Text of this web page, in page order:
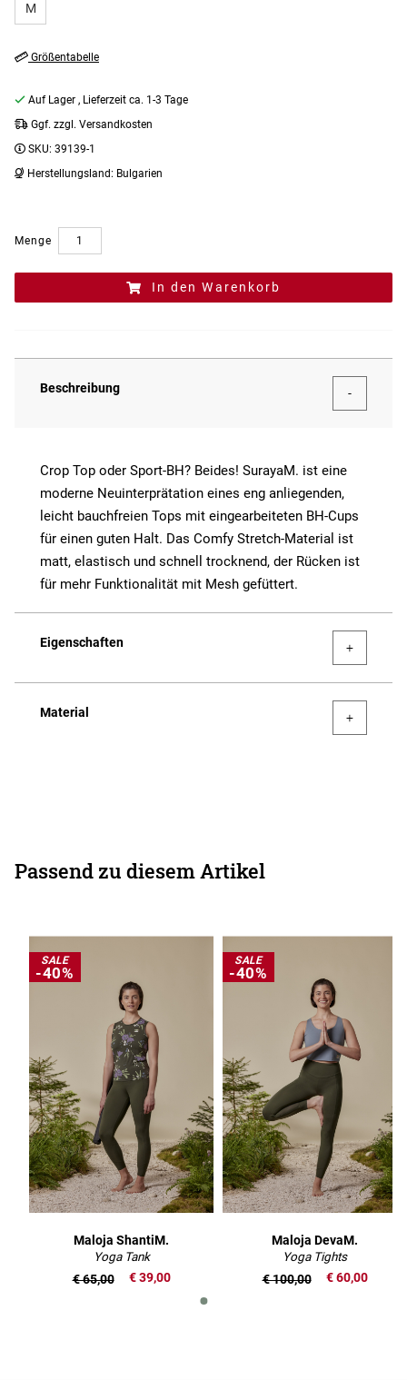
M
Größentabelle
Auf Lager , Lieferzeit ca. 1-3 Tage
Ggf. zzgl. Versandkosten
SKU: 39139-1
Herstellungsland: Bulgarien
Menge
In den Warenkorb
Beschreibung
Crop Top oder Sport-BH? Beides! SurayaM. ist eine
moderne Neuinterprätation eines eng anliegenden,
leicht bauchfreien Tops mit eingearbeiteten BH-Cups
für einen guten Halt. Das Comfy Stretch-Material ist
matt, elastisch und schnell trocknend, der Rücken ist
für mehr Funktionalität mit Mesh gefüttert.
Eigenschaften
Material
Passend zu diesem Artikel
SALE
-40%
Maloja ShantiM.
Yoga Tank
€ 39,00
€ 65,00
SALE
-40%
Maloja DevaM.
Yoga Tights
€ 60,00
€ 100,00